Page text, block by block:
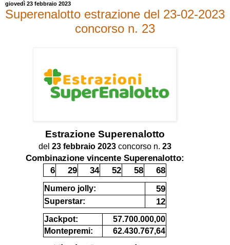
giovedì 23 febbraio 2023
Superenalotto estrazione del 23-02-2023
concorso n. 23
Estrazione Superenalotto
del 23 febbraio 2023concorso n. 23
Combinazione vincente Superenalotto:
6
29 34 52 58 68
Numero jolly: 59
Superstar: 12
Jackpot:
57.700.000,00
Montepremi:
62.430.767,64